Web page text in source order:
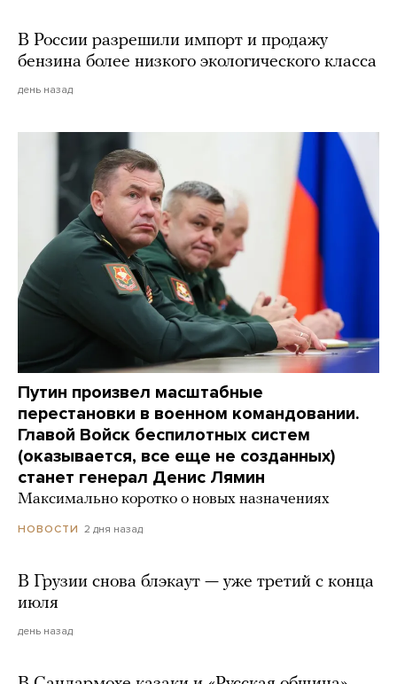
В России разрешили импорт и продажу
бензина более низкого экологического класса
день назад
Путин произвел масштабные
перестановки в военном командовании.
Главой Войск беспилотных систем
(оказывается, все еще не созданных)
станет генерал Денис Лямин
Максимально коротко о новых назначениях
НОВОСТИ 2 дня назад
В Грузии снова блэкаут — уже третий с конца
июля
день назад